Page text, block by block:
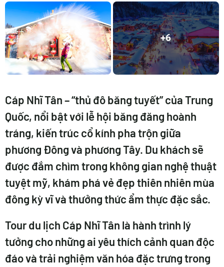
+6
Cáp Nhĩ Tân– “thủ đô băng tuyết” của Trung
Quốc, nổi bật với lễ hội băng đăng hoành
tráng, kiến trúc cổ kính pha trộn giữa
phương Đông và phương Tây. Du khách sẽ
được đắm chìm trong không gian nghệ thuật
tuyệt mỹ, khám phá vẻ đẹp thiên nhiên mùa
đông kỳ vĩ và thưởng thức ẩm thực đặc sắc.
Tour du lịch Cáp Nhĩ Tân là hành trình lý
tưởng cho những ai yêu thích cảnh quan độc
đáo và trải nghiệm văn hóa đặc trưng trong